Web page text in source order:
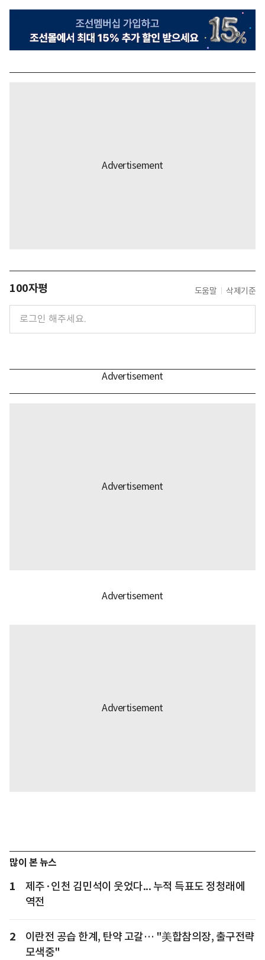
100자평 도움말 삭제기준
많이 본 뉴스
1
제주·인천 김민석이 웃었다... 누적 득표도 정청래에
역전
2
이란전 공습 한계, 탄약 고갈… "美합참의장, 출구전략
모색중"